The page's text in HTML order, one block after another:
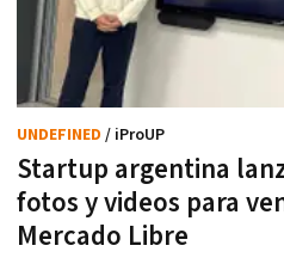
Startup argentina
fotos y videos para
Mercado Libre
UNDEFINED / iProUP